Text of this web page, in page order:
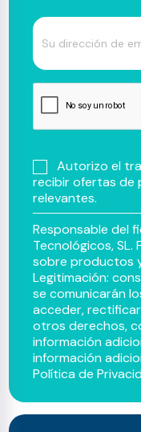
Autorizo el
recibir ofertas de
relevantes.
Responsable del
Tecnológicos, SL.
sobre productos
Legitimación:
se comunicarán
acceder,
otros derechos,
información
información
Política de